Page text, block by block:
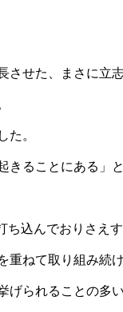
せた、まさに立
た。
ることにある」
込んでおりさえ
ねて取り組み続
られることの多